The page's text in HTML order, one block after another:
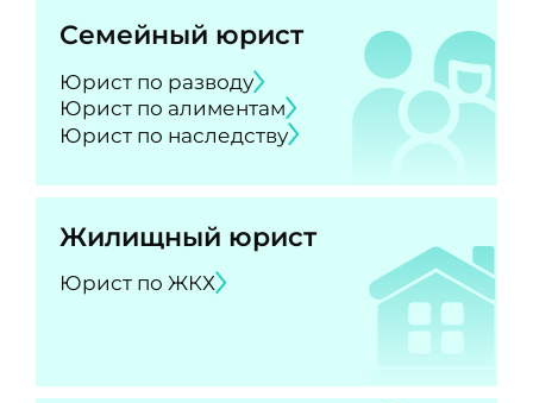
Семейный юрист
Юрист по разводу
Юрист по алиментам
Юрист по наследству
Жилищный юрист
Юрист по ЖКХ